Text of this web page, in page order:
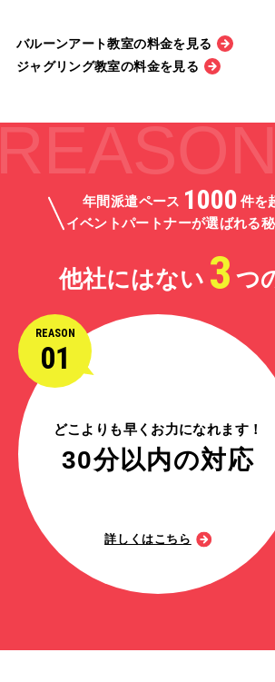
バルーンアート教室の料金を見る
ジャグリング教室の料金を見る
年間派遣ペース 1000 件を
イベントパートナーが選ばれる
他社にはない 3 つ
REASON
01
どこよりも早くお力になれます！
30分以内の対応
詳しくはこちら